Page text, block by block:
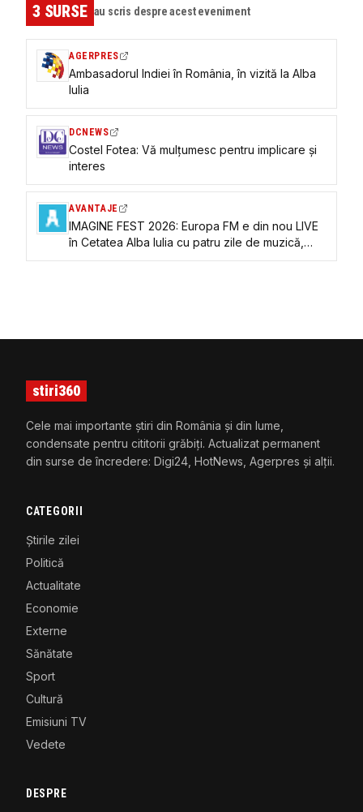
3SURSE au scris despre acest eveniment
AGERPRES
Ambasadorul Indiei în România, în vizită la Alba
Iulia
DCNEWS
Costel Fotea: Vă mulțumesc pentru implicare și
interes
AVANTAJE
IMAGINE FEST 2026: Europa FM e din nou LIVE
în Cetatea Alba Iulia cu patru zile de muzică,
ediții speciale și experiențe pentru toate
stiri360
Cele mai importante știri din România și din lume,
condensate pentru cititorii grăbiți. Actualizat permanent
din surse de încredere: Digi24, HotNews, Agerpres și alții.
CATEGORII
Știrile zilei
Politică
Actualitate
Economie
Externe
Sănătate
Sport
Cultură
Emisiuni TV
Vedete
DESPRE